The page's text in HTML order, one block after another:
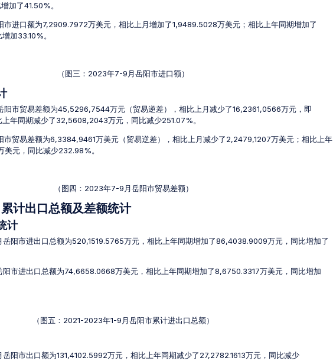
加了41.50%。
市进口额为7,2909.7972万美元，相比上月增加了1,9489.5028万美元；相比上年同期增加了
加33.10%。
（图三：2023年7-9月岳阳市进口额）
阳市贸易差额为45,5296,7544万元（贸易逆差），相比上月减少了16,2361,0566万元，即
年同期减少了32,5608,2043万元，同比减少251.07%。
市贸易差额为6,3384,9461万美元（贸易逆差），相比上月减少了2,2479,1207万美元；相比上年
元，同比减少232.98%。
（图四：2023年7-9月岳阳市贸易差额）
计出口总额及差额统计
计
阳市进出口总额为520,1519.5765万元，相比上年同期增加了86,4038.9009万元，同比增加了
市进出口总额为74,6658.0668万美元，相比上年同期增加了8,6750.3317万美元，同比增加
（图五：2021-2023年1-9月岳阳市累计进出口总额）
阳市出口额为131,4102.5992万元，相比上年同期减少了27,2782.1613万元，同比减少